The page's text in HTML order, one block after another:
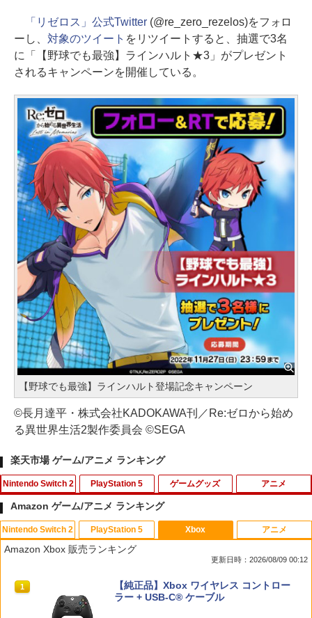
「リゼロス」公式Twitter(@re_zero_rezelos)をフォロ
ーし、 対象のツイート をリツイートすると、抽選で3名
に「【野球でも最強】ラインハルト★3」がプレゼント
されるキャンペーンを開催している。
【野球でも最強】ラインハルト登場記念キャンペーン
©長月達平・株式会社KADOKAWA刊／Re:ゼロから始め
る異世界生活2製作委員会 ©SEGA
楽天市場 ゲーム/アニメ ランキング
Nintendo Switch 2
1
【7週連続1位】inklink公式 Switch / Sw
itch2 コントローラー 最新モデル 最新フ
ァームウェア プロコン プロコン2 プロコ
h コントローラー ワイヤレスコントロー
ラー 連射機能 ワイヤレス switch2コン
PlayStation 5
1
鬼エイム 指サック ゲーム スマホ ゲーミ
ング FPS 音ゲー 荒野行動 PUBG Apex
CoD 高感度 銀繊維 手汗対策 鬼サック 6
￥1,280
ゲームグッズ アニメ
1
劇場版「鬼滅の刃」無限城編 第一章 猗
窩座再来(通常版)【Blu-ray】 [ 吾峠呼世
￥3,960
Amazon ゲーム/アニメ ランキング
Nintendo Switch 2
1
スプラトゥーン レイダース|オンライン
コード版
PlayStation 5
1
PlayStation 5 デジタル・エディション
日本語専用 Console Language: Japan
Xbox
Amazon Xbox 販売ランキング
更新日時：2026/08/09 00:12
1
【純正品】Xbox ワイヤレス コントロー
ラー + USB-C® ケーブル
アニメ